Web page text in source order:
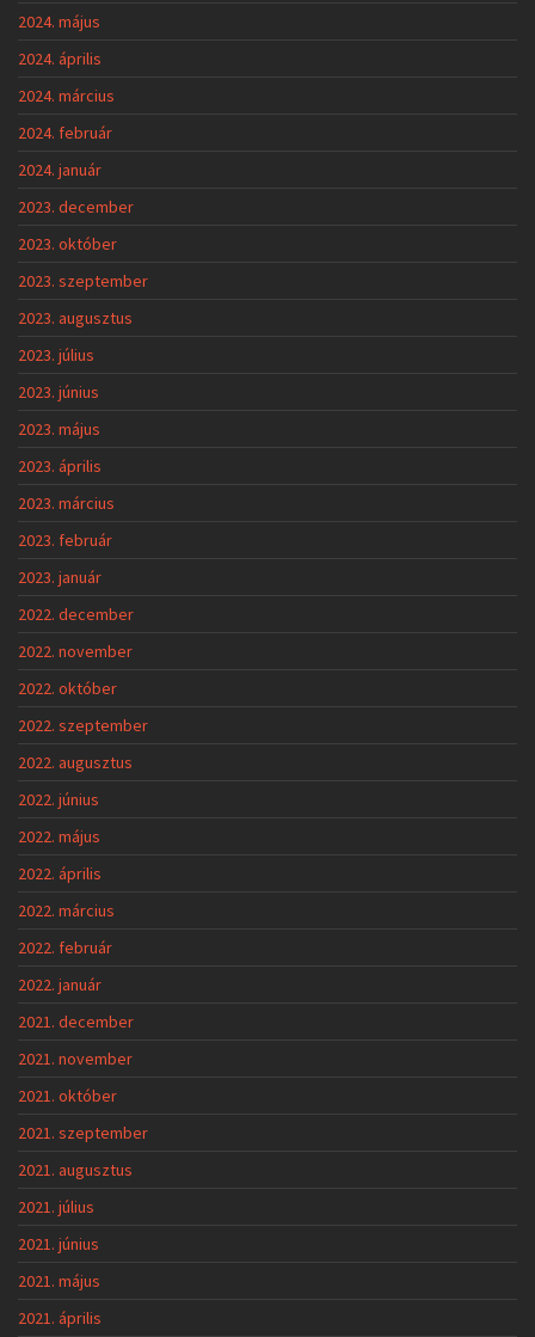
2024. május
2024. április
2024. március
2024. február
2024. január
2023. december
2023. október
2023. szeptember
2023. augusztus
2023. július
2023. június
2023. május
2023. április
2023. március
2023. február
2023. január
2022. december
2022. november
2022. október
2022. szeptember
2022. augusztus
2022. június
2022. május
2022. április
2022. március
2022. február
2022. január
2021. december
2021. november
2021. október
2021. szeptember
2021. augusztus
2021. július
2021. június
2021. május
2021. április